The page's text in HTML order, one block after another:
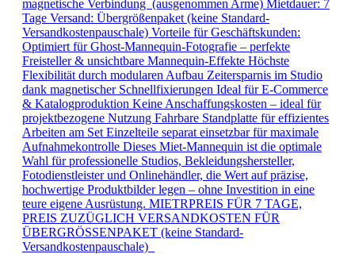
magnetische Verbindung (ausgenommen Arme) Mietdauer: 7
Tage Versand: Übergrößenpaket (keine Standard-
Versandkostenpauschale) Vorteile für Geschäftskunden:
Optimiert für Ghost-Mannequin-Fotografie – perfekte
Freisteller & unsichtbare Mannequin-Effekte Höchste
Flexibilität durch modularen Aufbau Zeitersparnis im Studio
dank magnetischer Schnellfixierungen Ideal für E-Commerce
& Katalogproduktion Keine Anschaffungskosten – ideal für
projektbezogene Nutzung Fahrbare Standplatte für effizientes
Arbeiten am Set Einzelteile separat einsetzbar für maximale
Aufnahmekontrolle Dieses Miet-Mannequin ist die optimale
Wahl für professionelle Studios, Bekleidungshersteller,
Fotodienstleister und Onlinehändler, die Wert auf präzise,
hochwertige Produktbilder legen – ohne Investition in eine
teure eigene Ausrüstung. MIETRPREIS FÜR 7 TAGE,
PREIS ZUZÜGLICH VERSANDKOSTEN FÜR
ÜBERGRÖSSENPAKET (keine Standard-
Versandkostenpauschale)